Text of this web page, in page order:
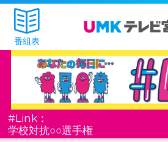
番組表
#Link：
学校対抗○○選手権